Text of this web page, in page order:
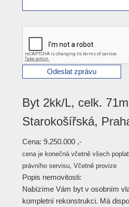
Byt 2kk/L, celk. 71m
Starokošířská,
Cena: 9.250.000 ,-
cena je konečná včetně všech
právního servisu, Včetně provize
Popis nemovitosti:
Nabízíme Vám byt v osobním
kompletní rekonstrukci. Má